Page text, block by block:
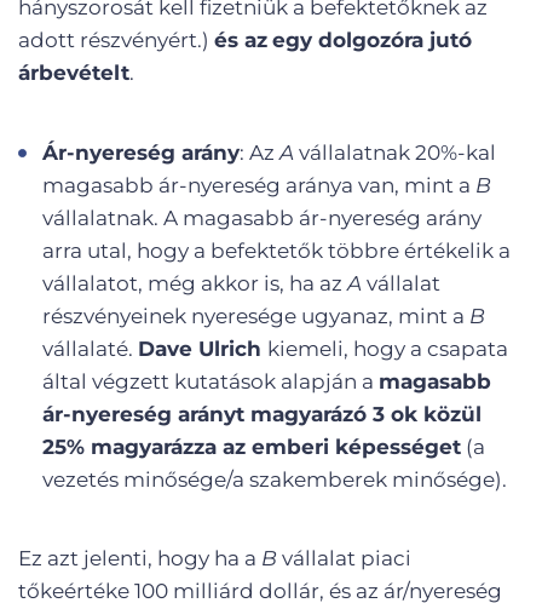
hányszorosát kell fizetniük a befektetőknek az
adott részvényért.) és az egy dolgozóra jutó
árbevételt.
Ár-nyereség arány: Az A vállalatnak 20%-kal
magasabb ár-nyereség aránya van, mint a B
vállalatnak. A magasabb ár-nyereség arány
arra utal, hogy a befektetők többre értékelik a
vállalatot, még akkor is, ha az A vállalat
részvényeinek nyeresége ugyanaz, mint a B
vállalaté. Dave Ulrich kiemeli, hogy a csapata
által végzett kutatások alapján a magasabb
ár-nyereség arányt magyarázó 3 ok közül
25% magyarázza az emberi képességet (a
vezetés minősége/a szakemberek minősége).
Ez azt jelenti, hogy ha a B vállalat piaci
tőkeértéke 100 milliárd dollár, és az ár/nyereség